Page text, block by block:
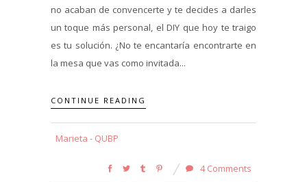
no acaban de convencerte y te decides a darles
un toque más personal, el DIY que hoy te traigo
es tu solución. ¿No te encantaría encontrarte en
la mesa que vas como invitada...
CONTINUE READING
Marieta - QUBP
4 Comments